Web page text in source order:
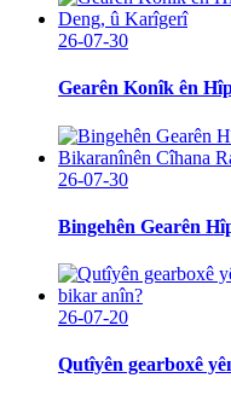
26-07-30
Gearên Konîk ên
26-07-30
Bingehên Gearên
26-07-20
Qutîyên gearboxê